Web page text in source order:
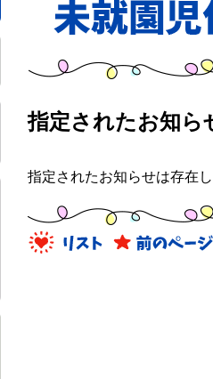
指定されたお知ら
指定されたお知らせは存在